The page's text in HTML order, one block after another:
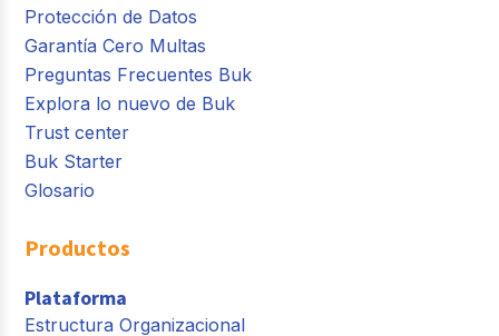
Protección de Datos
Garantía Cero Multas
Preguntas Frecuentes Buk
Explora lo nuevo de Buk
Trust center
Buk Starter
Glosario
Productos
Plataforma
Estructura Organizacional